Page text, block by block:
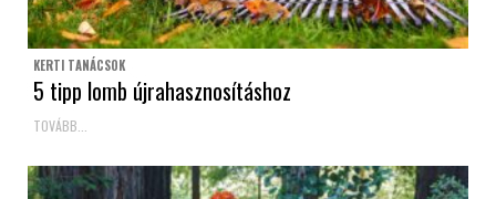
KERTI TANÁCSOK
5 tipp lomb újrahasznosításhoz
TOVÁBB...